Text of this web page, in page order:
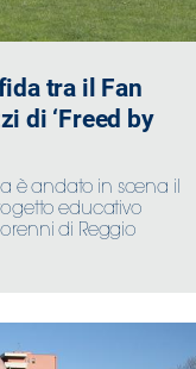
tra il Fan
di ‘Freed by
è andato in scena il
educativo
di Reggio